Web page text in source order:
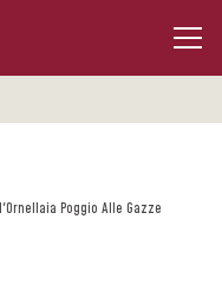
Poggio Alle Gazze